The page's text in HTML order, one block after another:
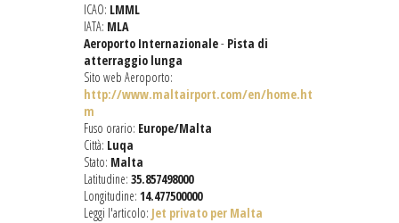
ICAO: LMML
IATA: MLA
Aeroporto Internazionale- Pista di
atterraggio lunga
Sito web Aeroporto:
http://www.maltairport.com/en/home.ht
m
Fuso orario: Europe/Malta
Città: Luqa
Stato: Malta
Latitudine: 35.857498000
Longitudine: 14.477500000
Leggi l'articolo: Jet privato per Malta